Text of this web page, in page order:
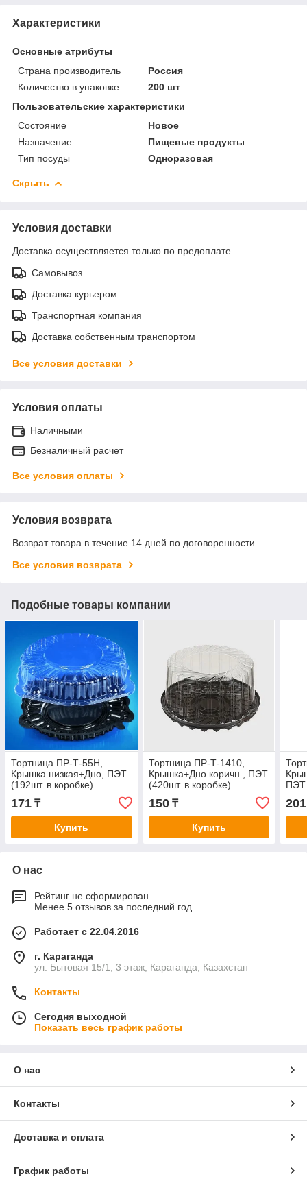
Характеристики
Основные атрибуты
Страна производитель
Россия
Количество в упаковке
200 шт
Пользовательские характеристики
Состояние
Новое
Назначение
Пищевые продукты
Тип посуды
Одноразовая
Скрыть
Условия доставки
Доставка осуществляется только по предоплате.
Самовывоз
Доставка курьером
Транспортная компания
Доставка собственным транспортом
Все условия доставки
Условия оплаты
Наличными
Безналичный расчет
Все условия оплаты
Условия возврата
Возврат товара в течение 14 дней по договоренности
Все условия возврата
Подобные товары компании
Тортница ПР-Т-55Н,
Крышка низкая+Дно, ПЭТ
(192шт. в коробке).
171 ₸
Купить
Тортница ПР-Т-1410,
Крышка+Дно коричн., ПЭТ
(420шт. в коробке)
150₸
Купить
ПЭТ
201
О нас
Рейтинг не сформирован
Менее 5 отзывов за последний год
Работает с 22.04.2016
г. Караганда
ул. Бытовая 15/1, 3 этаж, Караганда, Казахстан
Контакты
Сегодня выходной
Показать весь график работы
О нас
Контакты
Доставка и оплата
График работы